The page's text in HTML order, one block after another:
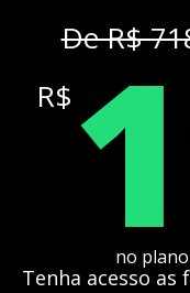
De R$
R$
no
Tenha acesso as